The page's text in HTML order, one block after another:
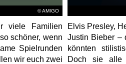
© AMIGO
viele Familien
schöner, wenn
Spielrunden
wir euch zwei
Elvis Presley,
Justin Bieber –
könnten
Doch sie alle